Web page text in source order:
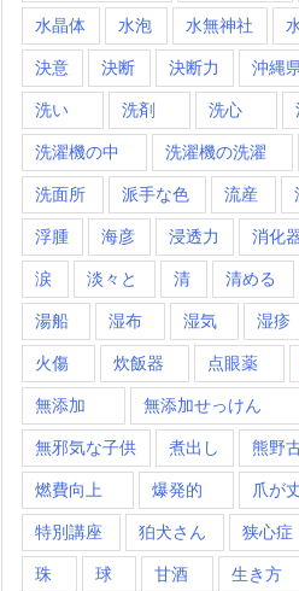
水晶体 水泡 水無神社
決意 決断 決断力 沖縄
洗い 洗剤 洗心
洗濯機の中 洗濯機の洗濯
洗面所 派手な色 流産
浮腫 海彦 浸透力 消化
涙 淡々と 清 清める
湯船 湿布 湿気 湿疹
火傷 炊飯器 点眼薬
無添加 無添加せっけん
無邪気な子供 煮出し 熊野
燃費向上 爆発的 爪が
特別講座 狛犬さん 狭心症
珠 球 甘酒 生き方